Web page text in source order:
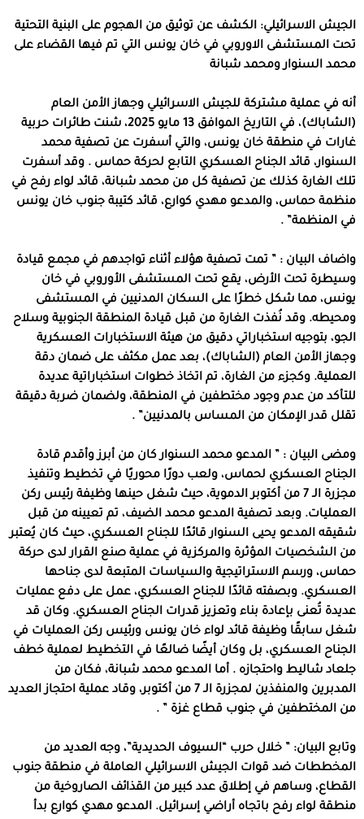
الجيش الاسرائيلي: الكشف عن توثيق من الهجوم على البنية التحتية
تحت المستشفى الاوروبي في خان يونس التي تم فيها القضاء على
محمد السنوار ومحمد شبانة
أنه في عملية مشتركة للجيش الاسرائيلي وجهاز الأمن العام
(الشاباك)، في التاريخ الموافق 13 مايو 2025، شنت طائرات حربية
غارات في منطقة خان يونس، والتي أسفرت عن تصفية محمد
السنوار، قائد الجناح العسكري التابع لحركة حماس . وقد أسفرت
تلك الغارة كذلك عن تصفية كل من محمد شبانة، قائد لواء رفح في
منظمة حماس، والمدعو مهدي كوارع، قائد كتيبة جنوب خان يونس
في المنظمة” .
واضاف البيان : ” تمت تصفية هؤلاء أثناء تواجدهم في مجمع قيادة
وسيطرة تحت الأرض، يقع تحت المستشفى الأوروبي في خان
يونس، مما شكل خطرًا على السكان المدنيين في المستشفى
ومحيطه. وقد نُفذت الغارة من قبل قيادة المنطقة الجنوبية وسلاح
الجو، بتوجيه استخباراتي دقيق من هيئة الاستخبارات العسكرية
وجهاز الأمن العام (الشاباك)، بعد عمل مكثف على ضمان دقة
العملية. وكجزء من الغارة، تم اتخاذ خطوات استخباراتية عديدة
للتأكد من عدم وجود مختطفين في المنطقة، ولضمان ضربة دقيقة
تقلل قدر الإمكان من المساس بالمدنيين” .
ومضى البيان : ” المدعو محمد السنوار كان من أبرز وأقدم قادة
الجناح العسكري لحماس، ولعب دورًا محوريًا في تخطيط وتنفيذ
مجزرة الـ 7 من أكتوبر الدموية، حيث شغل حينها وظيفة رئيس ركن
العمليات. وبعد تصفية المدعو محمد الضيف، تم تعيينه من قبل
شقيقه المدعو يحيى السنوار قائدًا للجناح العسكري، حيث كان يُعتبر
من الشخصيات المؤثرة والمركزية في عملية صنع القرار لدى حركة
حماس، ورسم الاستراتيجية والسياسات المتبعة لدى جناحها
العسكري. وبصفته قائدًا للجناح العسكري، عمل على دفع عمليات
عديدة تُعنى بإعادة بناء وتعزيز قدرات الجناح العسكري. وكان قد
شغل سابقًا وظيفة قائد لواء خان يونس ورئيس ركن العمليات في
الجناح العسكري، بل وكان أيضًا ضالعًا في التخطيط لعملية خطف
جلعاد شاليط واحتجازه . أما المدعو محمد شبانة، فكان من
المدبرين والمنفذين لمجزرة الـ 7 من أكتوبر، وقاد عملية احتجاز العديد
من المختطفين في جنوب قطاع غزة ” .
وتابع البيان: ” خلال حرب “السيوف الحديدية”، وجه العديد من
المخططات ضد قوات الجيش الاسرائيلي العاملة في منطقة جنوب
القطاع، وساهم في إطلاق عدد كبير من القذائف الصاروخية من
منطقة لواء رفح باتجاه أراضي إسرائيل. المدعو مهدي كوارع بدأ